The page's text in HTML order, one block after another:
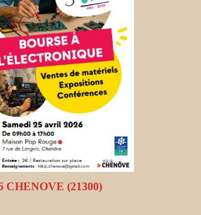
CHENOVE (21300)